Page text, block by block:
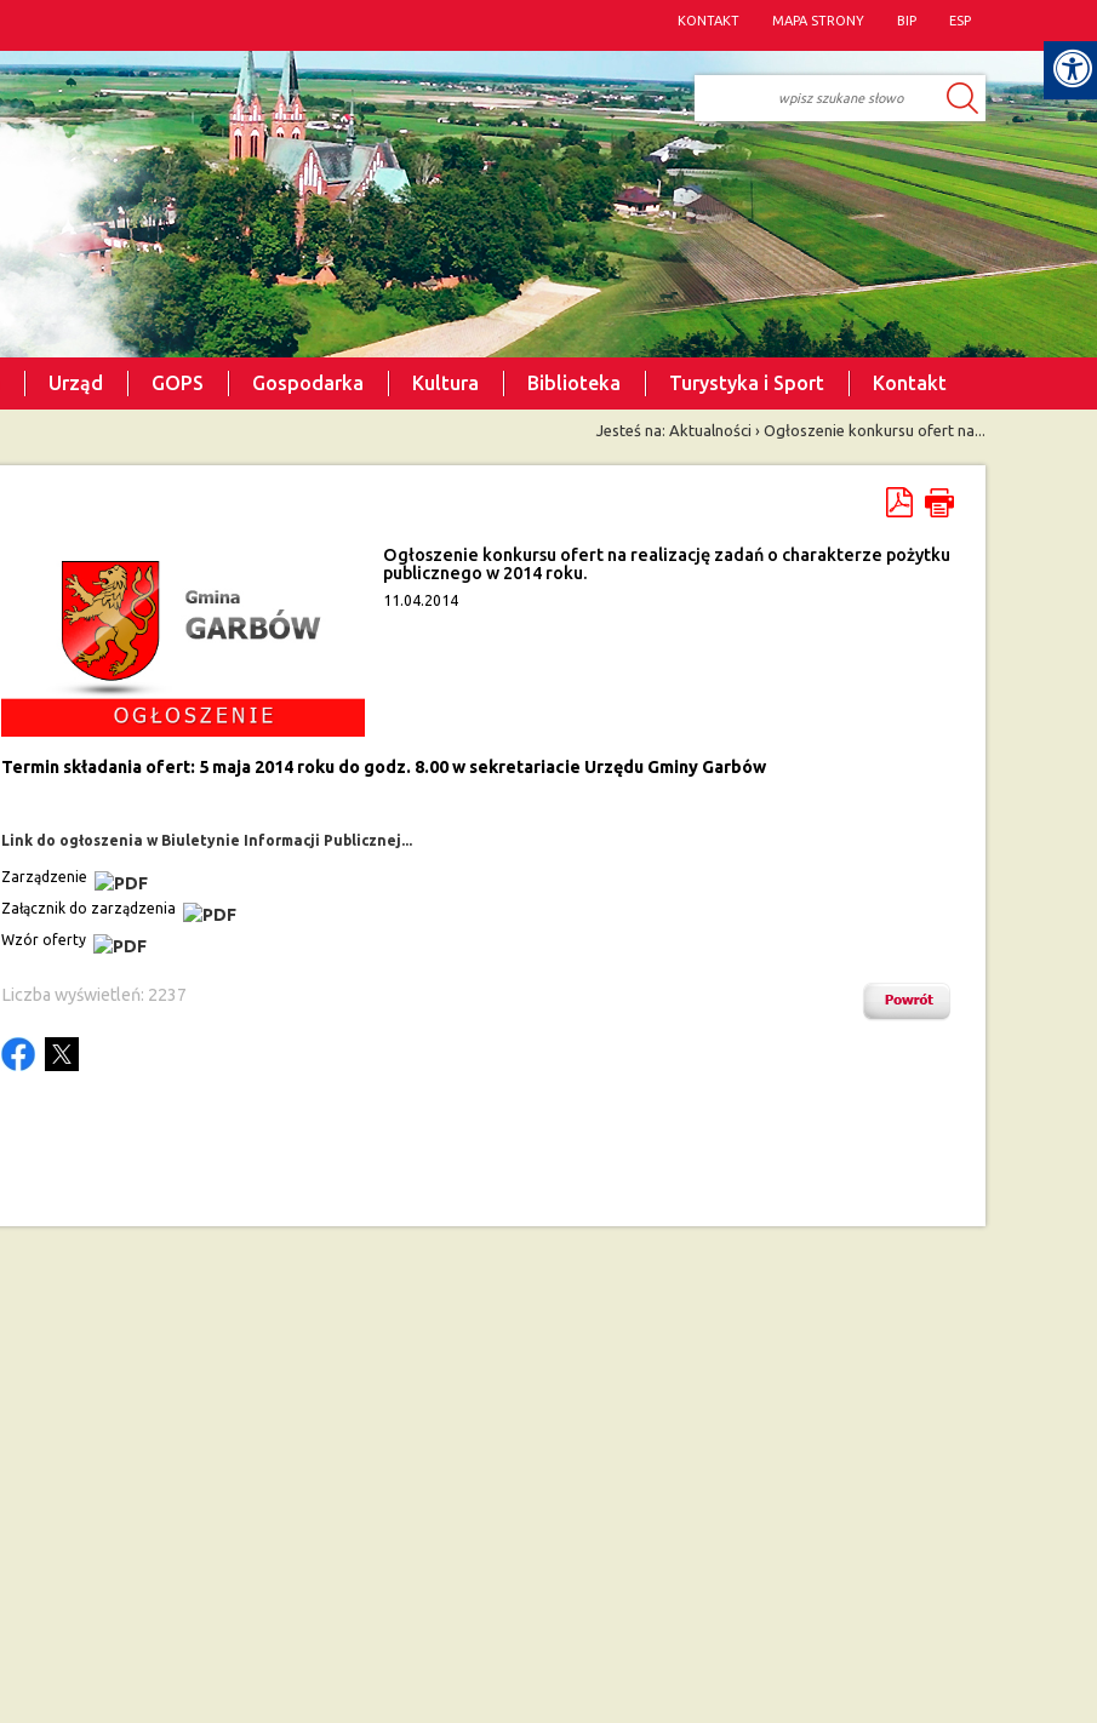
KONTAKT MAPA STRONY BIP ESP
Urząd GOPS Gospodarka Kultura Biblioteka Turystyka i Sport Kontakt
Jesteś na: Aktualności › Ogłoszenie konkursu ofert na...
Ogłoszenie konkursu ofert na realizację zadań o charakterze pożytku
publicznego w 2014 roku.
11.04.2014
Termin składania ofert: 5 maja 2014 roku do godz. 8.00 w sekretariacie Urzędu Gminy Garbów
Link do ogłoszenia w Biuletynie Informacji Publicznej...
Zarządzenie
Załącznik do zarządzenia
Wzór oferty
Liczba wyświetleń: 2237